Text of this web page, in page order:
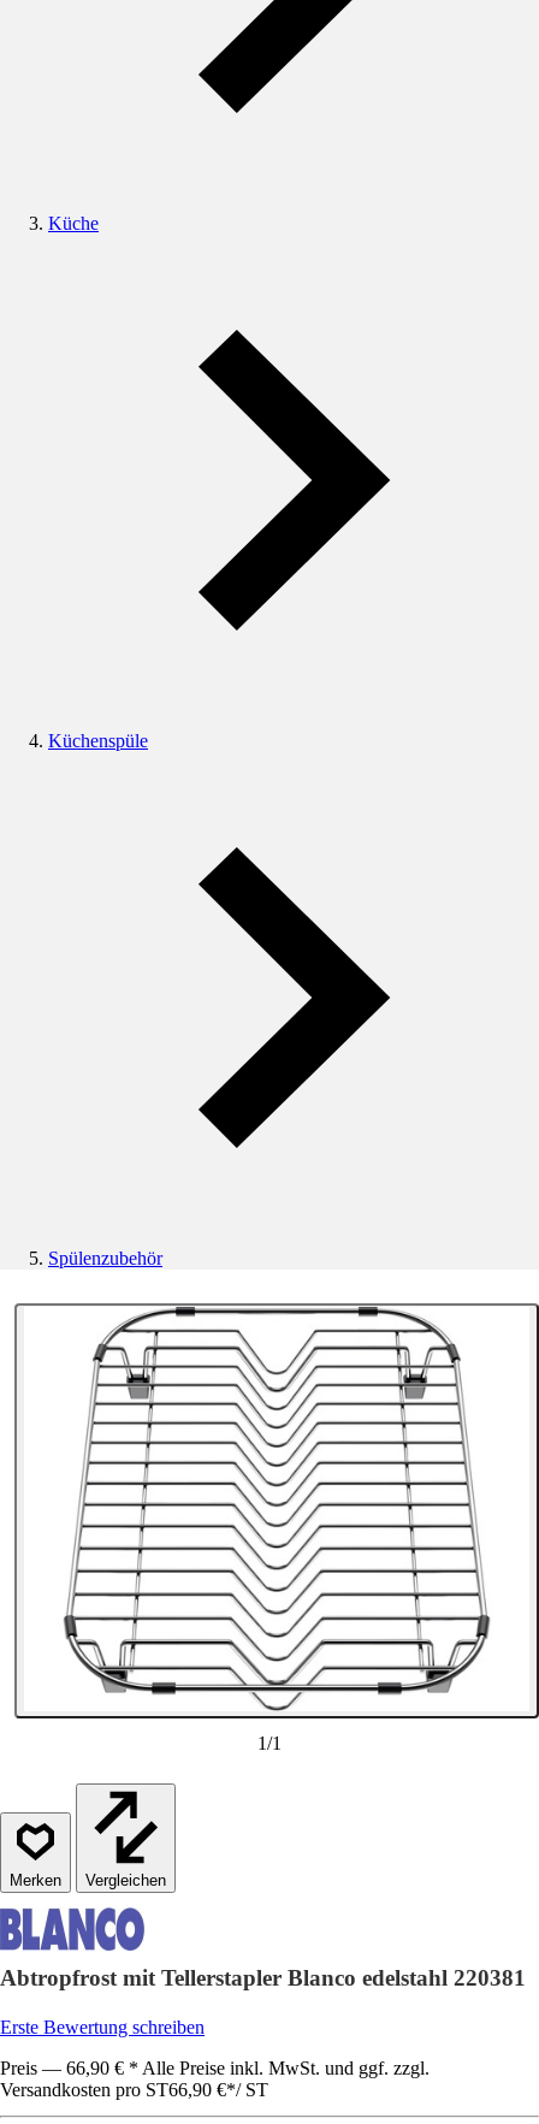
Küche
Küchenspüle
Spülenzubehör
1/1
Vergleichen
Abtropfrost mit Tellerstapler Blanco edelstahl 220381
Erste Bewertung schreiben
Preis — 66,90 € * Alle Preise inkl. MwSt. und ggf. zzgl.
Versandkosten pro ST66,90 €*/ ST